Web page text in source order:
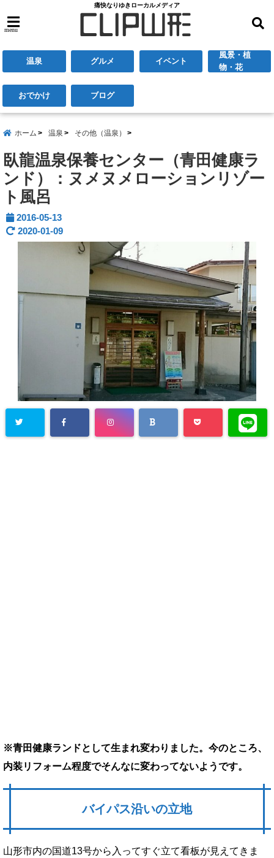
痛快なりゆきローカルメディア
menu
温泉 グルメ イベント
風景・植
物・花
おでかけ ブログ
ホーム 温泉 その他（温泉）
臥龍温泉保養センター（青田健康ラ
ンド）：ヌメヌメローションリゾー
ト風呂
2016-05-13
2020-01-09
※青田健康ランドとして生まれ変わりました。今のところ、
内装リフォーム程度でそんなに変わってないようです。
バイパス沿いの立地
山形市内の国道13号から入ってすぐ立て看板が見えてきま